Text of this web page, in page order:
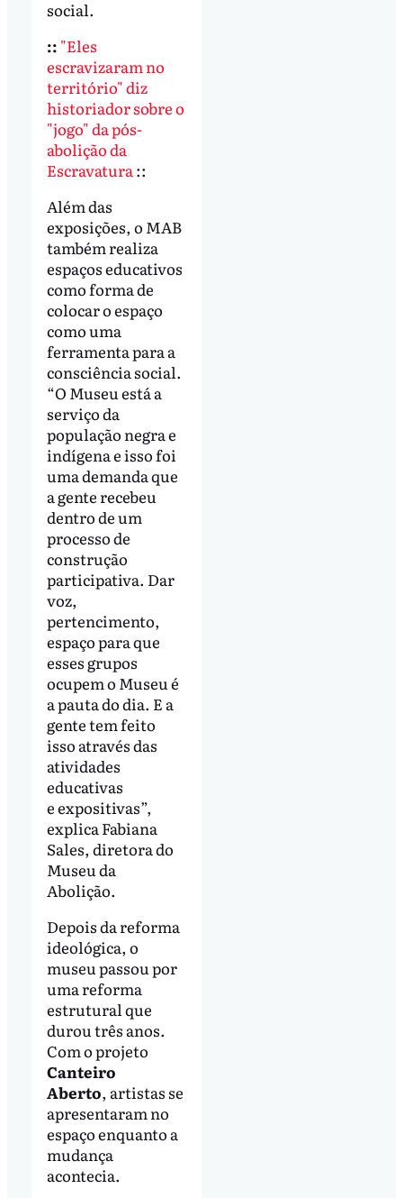
social.
:: "Eles
escravizaram no
território" diz
historiador sobre o
"jogo" da pós-
abolição da
Escravatura ::
Além das
exposições, o MAB
também realiza
espaços educativos
como forma de
colocar o espaço
como uma
ferramenta para a
consciência social.
“O Museu está a
serviço da
população negra e
indígena e isso foi
uma demanda que
a gente recebeu
dentro de um
processo de
construção
participativa. Dar
voz,
pertencimento,
espaço para que
esses grupos
ocupem o Museu é
a pauta do dia. E a
gente tem feito
isso através das
atividades
educativas
e expositivas”,
explica Fabiana
Sales, diretora do
Museu da
Abolição.
Depois da reforma
ideológica, o
museu passou por
uma reforma
estrutural que
durou três anos.
Com o projeto
Canteiro
Aberto, artistas se
apresentaram no
espaço enquanto a
mudança
acontecia.